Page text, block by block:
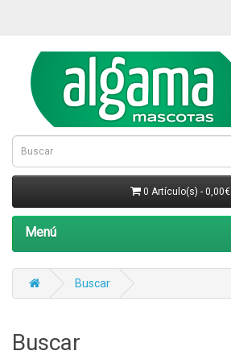
0 Artículo(s) - 0,00€
Menú
Buscar
Buscar